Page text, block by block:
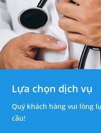
Lựa chọn dịch vụ
Quý khách hàng vui lòng
cầu!